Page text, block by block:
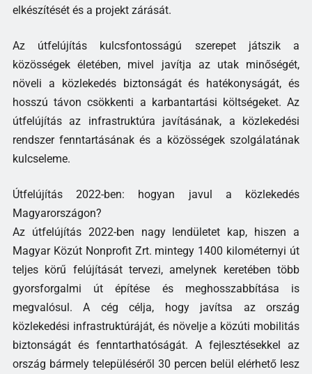
elkészítését és a projekt zárását.
Az útfelújítás kulcsfontosságú szerepet játszik a
közösségek életében, mivel javítja az utak minőségét,
növeli a közlekedés biztonságát és hatékonyságát, és
hosszú távon csökkenti a karbantartási költségeket. Az
útfelújítás az infrastruktúra javításának, a közlekedési
rendszer fenntartásának és a közösségek szolgálatának
kulcseleme.
Útfelújítás 2022-ben: hogyan javul a közlekedés
Magyarországon?
Az útfelújítás 2022-ben nagy lendületet kap, hiszen a
Magyar Közút Nonprofit Zrt. mintegy 1400 kilométernyi út
teljes körű felújítását tervezi, amelynek keretében több
gyorsforgalmi út építése és meghosszabbítása is
megvalósul. A cég célja, hogy javítsa az ország
közlekedési infrastruktúráját, és növelje a közúti mobilitás
biztonságát és fenntarthatóságát. A fejlesztésekkel az
ország bármely településéről 30 percen belül elérhető lesz